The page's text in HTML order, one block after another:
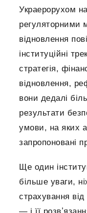
Украерорухом
регуляторними
відновлення
інституційні
стратегія,
відновлення,
вони дедалі
результати
умови, на яких
запропоновані
Ще один
більше уваги,
страхування